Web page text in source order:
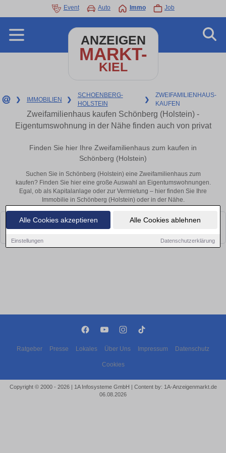
Alle Cookies akzeptieren Alle Cookies ablehnen
Einstellungen Datenschutzerklärung
Event Auto Immo Job
ANZEIGEN
MARKT-
KIEL
❯ IMMOBILIEN ❯
SCHOENBERG-
HOLSTEIN
❯
ZWEIFAMILIENHAUS-
KAUFEN
Zweifamilienhaus kaufen Schönberg (Holstein) -
Eigentumswohnung in der Nähe finden auch von privat
Finden Sie hier Ihre Zweifamilienhaus zum kaufen in
Schönberg (Holstein)
Suchen Sie in Schönberg (Holstein) eine Zweifamilienhaus zum
kaufen? Finden Sie hier eine große Auswahl an Eigentumswohnungen.
Egal, ob als Kapitalanlage oder zur Vermietung – hier finden Sie Ihre
Immobilie in Schönberg (Holstein) oder in der Nähe.
Leider konnten wir derzeit keine passenden Objekte finden. Schauen Sie
Ratgeber Presse Lokales Über Uns Impressum Datenschutz
Cookies
Copyright © 2000 - 2026 | 1A Infosysteme GmbH | Content by: 1A-Anzeigenmarkt.de
06.08.2026